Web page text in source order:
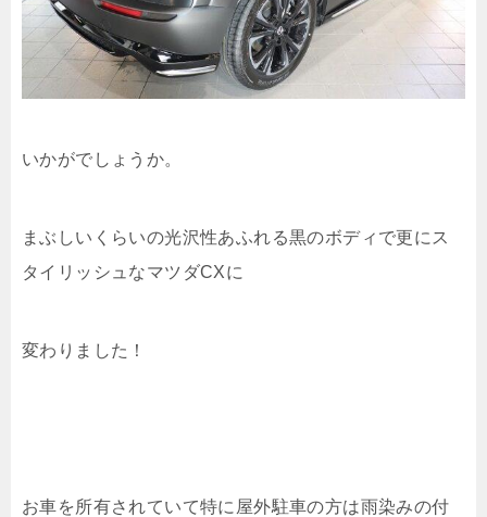
いかがでしょうか。
まぶしいくらいの光沢性あふれる黒のボディで更にス
タイリッシュなマツダCXに
変わりました！
お車を所有されていて特に屋外駐車の方は雨染みの付